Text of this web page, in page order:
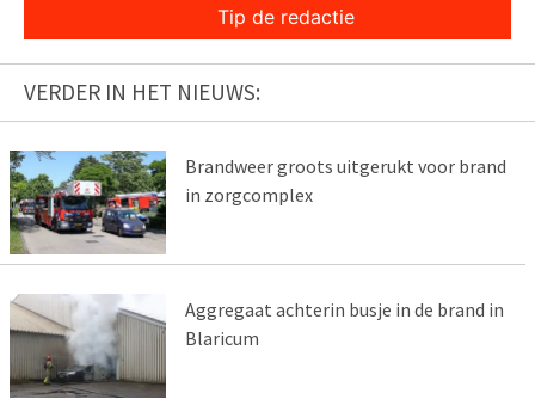
Tip de redactie
VERDER IN HET NIEUWS:
Brandweer groots uitgerukt voor brand
in zorgcomplex
Aggregaat achterin busje in de brand in
Blaricum